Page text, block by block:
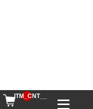
__ITM_CNT__